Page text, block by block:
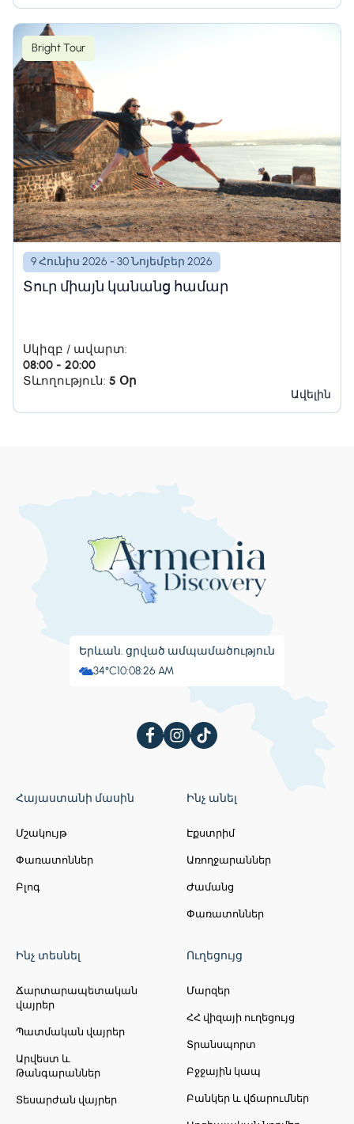
Bright Tour
9 Հունիս 2026 - 30 Նոյեմբեր 2026
Տուր միայն կանանց համար
Սկիզբ / ավարտ:
08:00 - 20:00
Տևողություն: 5 Օր
Ավելին
Երևան. ցրված ամպամածություն
34°C10:08:27 AM
Հայաստանի մասին
Մշակույթ
Փառատոններ
Բլոգ
Ինչ անել
Էքստրիմ
Առողջարաններ
Ժամանց
Փառատոններ
Ինչ տեսնել
Ճարտարապետական
վայրեր
Պատմական վայրեր
Արվեստ և
Թանգարաններ
Տեսարժան վայրեր
Ուղեցույց
Մարզեր
ՀՀ վիզայի ուղեցույց
Տրանսպորտ
Բջջային կապ
Բանկեր և վճարումներ